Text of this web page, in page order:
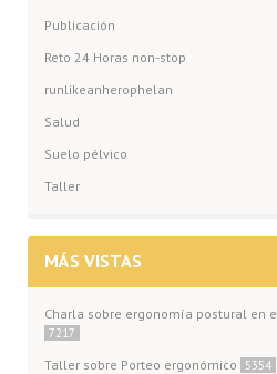
Publicación
Reto 24 Horas non-stop
runlikeanherophelan
Salud
Suelo pélvico
Taller
MÁS VISTAS
Charla sobre ergonomía postural en
7217
Taller sobre Porteo ergonómico 5354